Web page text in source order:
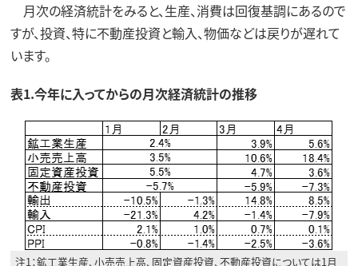
月次の経済統計をみると、生産、消費は回復基調にあるので
すが、投資、特に不動産投資と輸入、物価などは戻りが遅れて
います。
表1.今年に入ってからの月次経済統計の推移
注1：鉱工業生産、小売売上高、固定資産投資、不動産投資については1月